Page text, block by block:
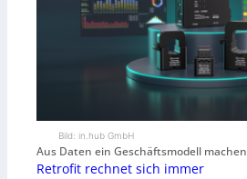
Bild: in.hub GmbH
Aus Daten ein Geschäftsmodell machen
Retrofit rechnet sich immer